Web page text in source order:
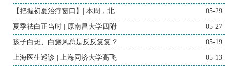
【把握初夏治疗窗口】| 本周，北 05-29
夏季祛白正当时 | 原南昌大学四附 05-27
孩子白斑、白癜风总是反反复复？ 05-19
上海医生巡诊 | 上海同济大学高飞 05-13